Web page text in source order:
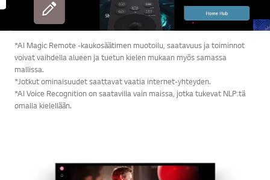
*AI Magic Remote -kaukosäätimen muotoilu, saatavuus ja toiminnot
voivat vaihdella alueen ja tuetun kielen mukaan myös samassa
mallissa.
*Jotkut ominaisuudet saattavat vaatia internet-yhteyden.
*AI Voice Recognition on saatavilla vain maissa, jotka tukevat NLP:tä
omalla kielellään.